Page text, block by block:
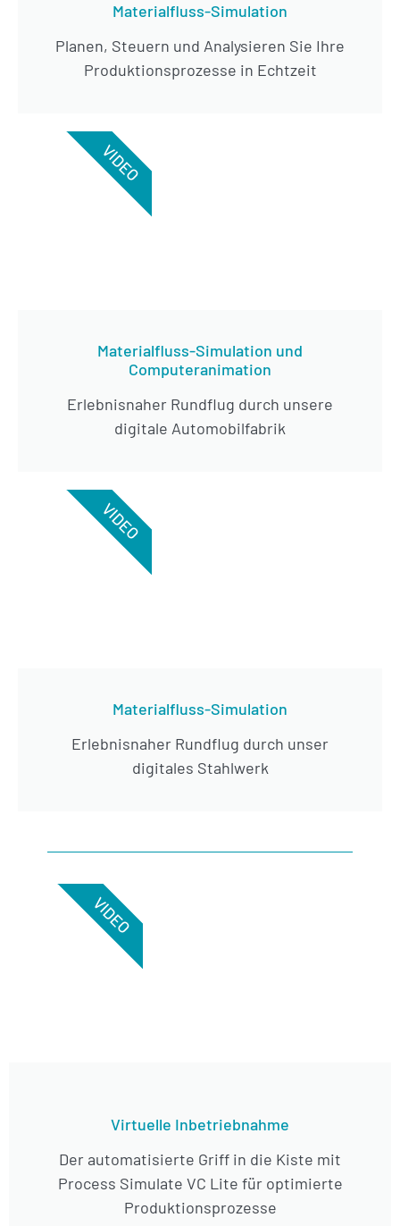
Materialfluss-Simulation
Planen, Steuern und Analysieren Sie Ihre
Produktionsprozesse in Echtzeit
Materialfluss-Simulation und
Computeranimation
Erlebnisnaher Rundflug durch unsere
digitale Automobilfabrik
VIDEO
Materialfluss-Simulation
Erlebnisnaher Rundflug durch unser
digitales Stahlwerk
VIDEO
Virtuelle Inbetriebnahme
Der automatisierte Griff in die Kiste mit
Process Simulate VC Lite für optimierte
Produktionsprozesse
VIDEO